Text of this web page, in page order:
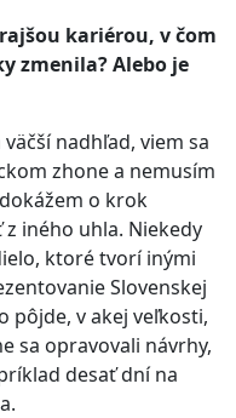
kariérou, v čom
zmenila? Alebo je
nadhľad, viem sa
zhone a nemusím
o krok
iného uhla. Niekedy
ktoré tvorí inými
Slovenskej
pôjde, v akej veľkosti,
sa opravovali návrhy,
desať dní na